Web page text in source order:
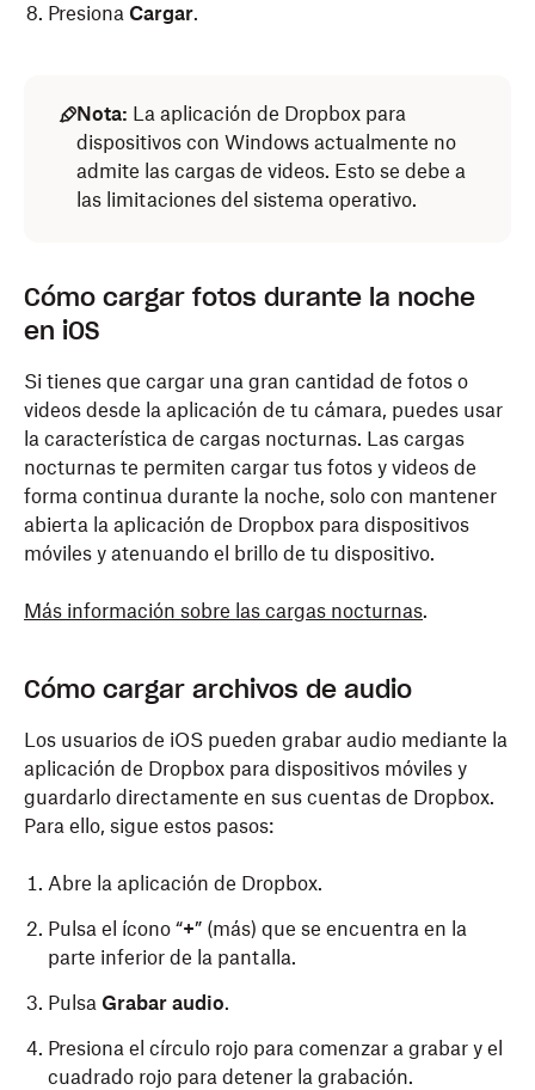
Presiona Cargar.
Nota: La aplicación de Dropbox para
dispositivos con Windows actualmente no
admite las cargas de videos. Esto se debe a
las limitaciones del sistema operativo.
Cómo cargar fotos durante la noche
en iOS
Si tienes que cargar una gran cantidad de fotos o
videos desde la aplicación de tu cámara, puedes usar
la característica de cargas nocturnas. Las cargas
nocturnas te permiten cargar tus fotos y videos de
forma continua durante la noche, solo con mantener
abierta la aplicación de Dropbox para dispositivos
móviles y atenuando el brillo de tu dispositivo.
Más información sobre las cargas nocturnas.
Cómo cargar archivos de audio
Los usuarios de iOS pueden grabar audio mediante la
aplicación de Dropbox para dispositivos móviles y
guardarlo directamente en sus cuentas de Dropbox.
Para ello, sigue estos pasos:
Abre la aplicación de Dropbox.
Pulsa el ícono “+” (más) que se encuentra en la
parte inferior de la pantalla.
Pulsa Grabar audio.
Presiona el círculo rojo para comenzar a grabar y el
cuadrado rojo para detener la grabación.